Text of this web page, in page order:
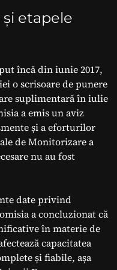
etapele
încă din iunie 2017,
o scrisoare de punere
suplimentară în iulie
a emis un aviz
și a eforturilor
de Monitorizare a
nu au fost
date privind
a concluzionat că
în materie de
capacitatea
și fiabile, așa